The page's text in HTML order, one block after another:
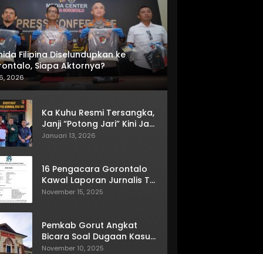
Filipina Diselundupkan ke
Siapa Aktornya?
2026
Ka Kuhu Resmi Tersangka,
Janji “Potong Jari” Kini Jadi
Bumerang
Januari 13, 2026
16 Pengacara Gorontalo
Kawal Laporan Jurnalis TV
One
November 15, 2025
Pemkab Gorut Angkat
Bicara Soal Dugaan Kasus
Asusila Oknum ASN
November 10, 2025